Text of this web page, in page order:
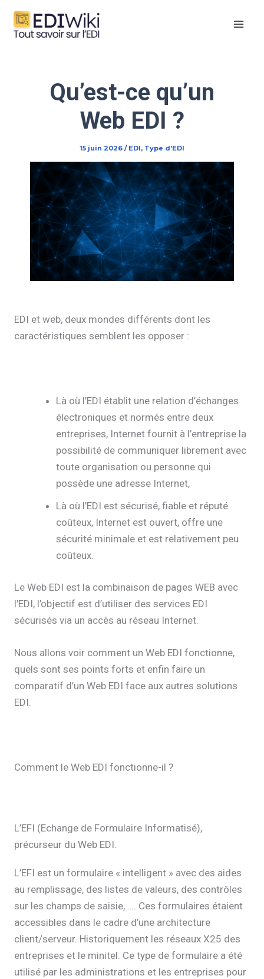
Aller
contenu
Qu’est-ce qu’un
Web EDI ?
15 juin 2026 / EDI, Type d'EDI
EDI et web, deux mondes différents dont les
caractéristiques semblent les opposer :
Là où l’EDI établit une relation d’échanges
électroniques et normés entre deux
entreprises, Internet fournit à l’entreprise la
possibilité de communiquer librement avec
toute organisation ou personne qui
possède une adresse Internet,
Là où l’EDI est sécurisé, fiable et réputé
coûteux, Internet est ouvert, offre une
sécurité minimale et est relativement peu
coûteux.
Le Web EDI est la combinaison de pages WEB avec
l’EDI, l’objectif est d’utiliser des services EDI
sécurisés via un accès au réseau Internet.
Nous allons voir comment un Web EDI fonctionne,
quels sont ses points forts et enfin faire un
comparatif d’un Web EDI face aux autres solutions
EDI.
Comment le Web EDI fonctionne-il ?
L’EFI (Echange de Formulaire Informatisé),
précurseur du Web EDI.
L’EFI est un formulaire « intelligent » avec des aides
au remplissage, des listes de valeurs, des contrôles
sur les champs de saisie, …. Ces formulaires étaient
accessibles dans le cadre d’une architecture
client/serveur. Historiquement les réseaux X25 des
entreprises et le minitel. Ce type de formulaire a été
utilisé par les administrations et les entreprises pour